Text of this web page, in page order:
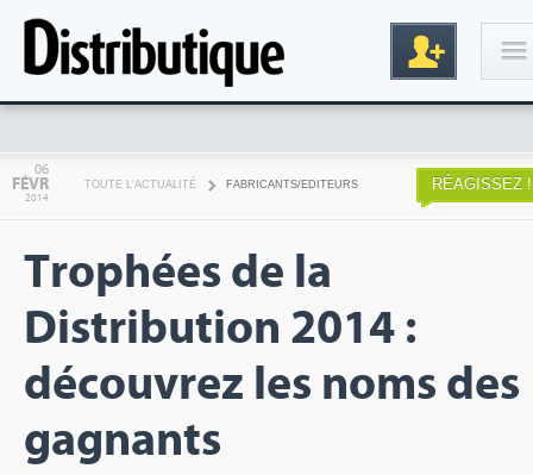
Inscription
06
FÉVR
2014
TOUTE L'ACTUALITÉ FABRICANTS/EDITEURS RÉAGISSEZ !
Trophées de la
Distribution 2014 :
découvrez les noms des
gagnants